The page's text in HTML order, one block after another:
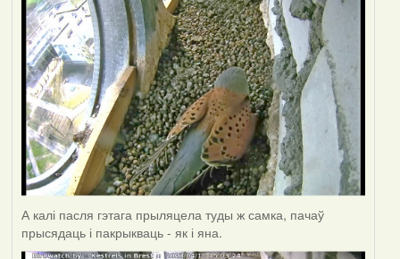
А калі пасля гэтага прыляцела туды ж самка, пачаў
прысядаць і пакрыкваць - як і яна.